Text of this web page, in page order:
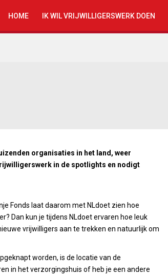
HOME IK WIL VRIJWILLIGERSWERK DOEN
organisaties in het land, weer
in de spotlights en nodigt
Fonds laat daarom met NLdoet zien hoe
Dan kun je tijdens NLdoet ervaren hoe leuk
vrijwilligers aan te trekken en natuurlijk om
worden, is de locatie van de
in het verzorgingshuis of heb je een andere